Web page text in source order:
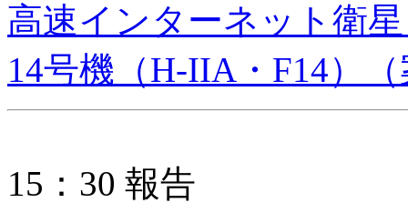
高速インターネット衛
14号機（H-IIA・F14）
15：30 報告